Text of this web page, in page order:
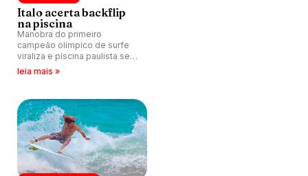
Italo acerta backflip
na piscina
Manobra do primeiro
campeão olímpico de surfe
viraliza e piscina paulista se
firma como palco de
leia mais »